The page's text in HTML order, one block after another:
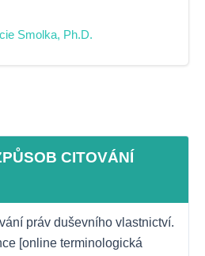
Smolka, Ph.D.
CITOVÁNÍ
práv duševního vlastnictví.
[online terminologická